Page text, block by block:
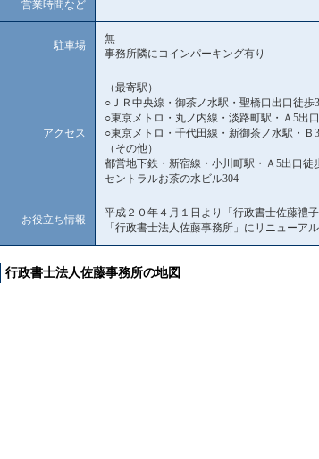
営業時間など
駐車場
無
事務所隣にコインパーキング有り
アクセス
（最寄駅）
○ＪＲ中央線・御茶ノ水駅・聖橋口出口徒歩
○東京メトロ・丸ノ内線・淡路町駅・Ａ5出
○東京メトロ・千代田線・新御茶ノ水駅・Ｂ
（その他）
都営地下鉄・新宿線・小川町駅・Ａ5出口徒
セントラルお茶の水ビル304
お役立ち情報
平成２０年４月１日より「行政書士佐藤禮
「行政書士法人佐藤事務所」にリニューア
行政書士法人佐藤事務所の地図